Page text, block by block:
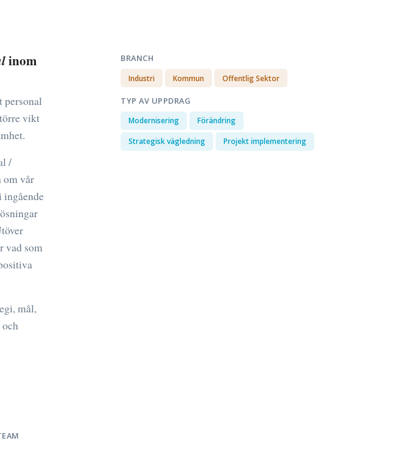
inom
personal
vikt
/
om vår
vad som
mål,
BRANCH
Industri Kommun Offentlig Sektor
TYP AV UPPDRAG
Modernisering
Förändring
Strategisk vägledning
Projekt implementering